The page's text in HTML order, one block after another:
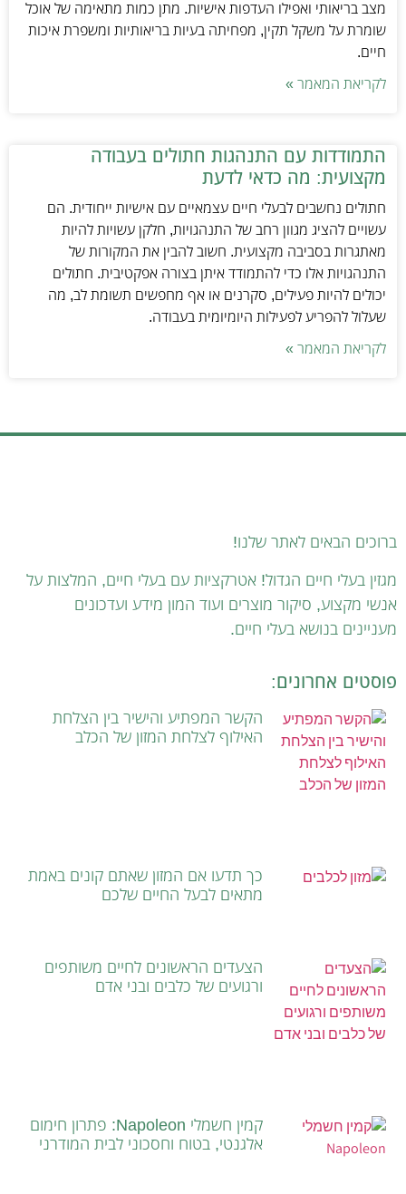
מצב בריאותי ואפילו העדפות אישיות. מתן כמות מתאימה של אוכל
שומרת על משקל תקין, מפחיתה בעיות בריאותיות ומשפרת איכות
חיים.
לקריאת המאמר »
התמודדות עם התנהגות חתולים בעבודה
מקצועית: מה כדאי לדעת
חתולים נחשבים לבעלי חיים עצמאיים עם אישיות ייחודית. הם
עשויים להציג מגוון רחב של התנהגויות, חלקן עשויות להיות
מאתגרות בסביבה מקצועית. חשוב להבין את המקורות של
התנהגויות אלו כדי להתמודד איתן בצורה אפקטיבית. חתולים
יכולים להיות פעילים, סקרנים או אף מחפשים תשומת לב, מה
שעלול להפריע לפעילות היומיומית בעבודה.
לקריאת המאמר »
ברוכים הבאים לאתר שלנו!
מגזין בעלי חיים הגדול! אטרקציות עם בעלי חיים, המלצות על
אנשי מקצוע, סיקור מוצרים ועוד המון מידע ועדכונים
מעניינים בנושא בעלי חיים.
פוסטים אחרונים:
הקשר המפתיע והישיר בין הצלחת
האילוף לצלחת המזון של הכלב
כך תדעו אם המזון שאתם קונים באמת
מתאים לבעל החיים שלכם
הצעדים הראשונים לחיים משותפים
ורגועים של כלבים ובני אדם
קמין חשמלי Napoleon: פתרון חימום
אלגנטי, בטוח וחסכוני לבית המודרני